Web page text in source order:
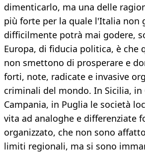
dimenticarlo, ma una delle
più forte per la quale l'Italia non
difficilmente potrà mai godere,
Europa, di fiducia politica, è che
non smettono di prosperare e
forti, note, radicate e invasive
criminali del mondo. In Sicilia, in
Campania, in Puglia le società
vita ad analoghe e differenziate
organizzato, che non sono
limiti regionali, ma si sono